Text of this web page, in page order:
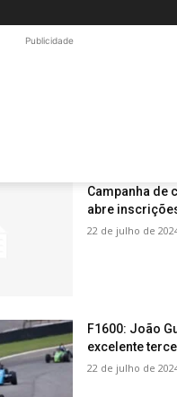
Publicidade
Campanha de
abre
22 de julho de
F1600: João
excelente
22 de julho de